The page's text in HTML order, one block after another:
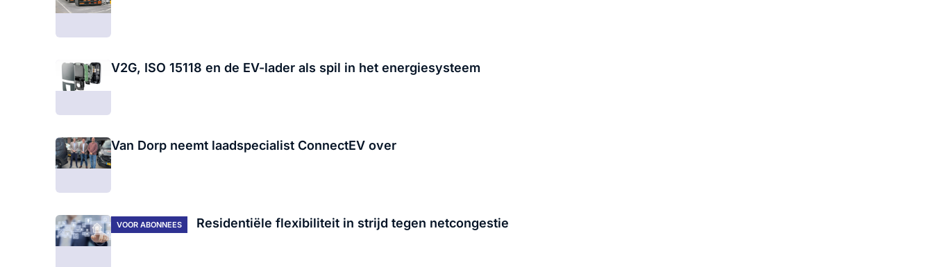
V2G, ISO 15118 en de EV-lader als spil in het energiesysteem
Van Dorp neemt laadspecialist ConnectEV over
VOOR ABONNEES Residentiële flexibiliteit in strijd tegen netcongestie